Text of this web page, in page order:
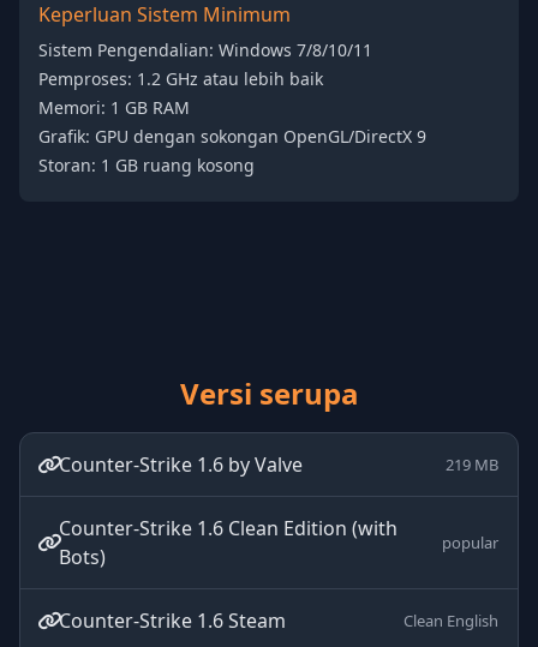
Keperluan Sistem Minimum
Sistem Pengendalian: Windows 7/8/10/11
Pemproses: 1.2 GHz atau lebih baik
Memori: 1 GB RAM
Grafik: GPU dengan sokongan OpenGL/DirectX 9
Storan: 1 GB ruang kosong
Versi serupa
Counter-Strike 1.6 by Valve 219 MB
Counter-Strike 1.6 Clean Edition (with
Bots)
popular
Counter-Strike 1.6 Steam Clean English